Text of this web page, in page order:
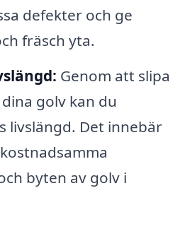
defekter och ge
fräsch yta.
Genom att slipa
golv kan du
livslängd. Det innebär
byten av golv i